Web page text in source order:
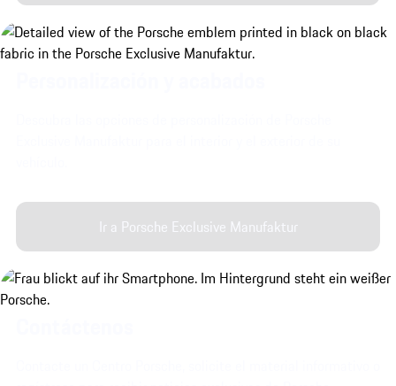
Ir a Porsche Exclusive Manufaktur